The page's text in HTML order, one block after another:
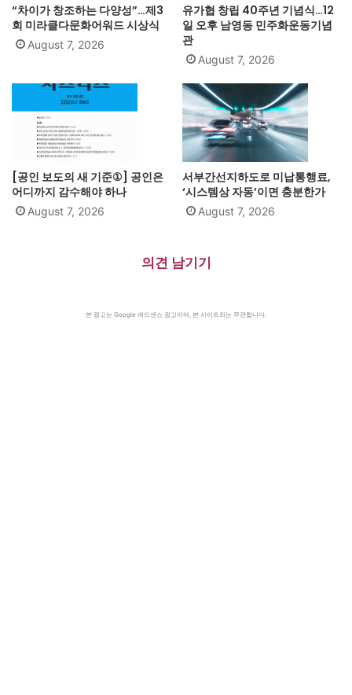
“차이가 창조하는 다양성”…제3
회 미라클다문화어워드 시상식
August 7, 2026
유가협 창립 40주년 기념식…12
일 오후 남영동 민주화운동기념
관
August 7, 2026
[공인 보도의 새 기준①] 공인은
어디까지 감수해야 하나
August 7, 2026
서부간선지하도로 미납통행료,
‘시스템상 자동’이면 충분한가
August 7, 2026
의견 남기기
본 광고는 Google 애드센스 광고이며, 본 사이트와는 무관합니다.